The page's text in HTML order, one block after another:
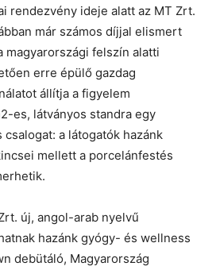
rendezvény ideje alatt az MT Zrt.
már számos díjjal elismert
magyarországi felszín alatti
erre épülő gazdag
állítja a figyelem
es, látványos standra egy
a látogatók hazánk
mellett a porcelánfestés
új, angol-arab nyelvű
hazánk gyógy- és wellness
debütáló, Magyarország